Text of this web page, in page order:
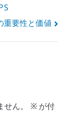
重要性と価値
ん。 ※が付